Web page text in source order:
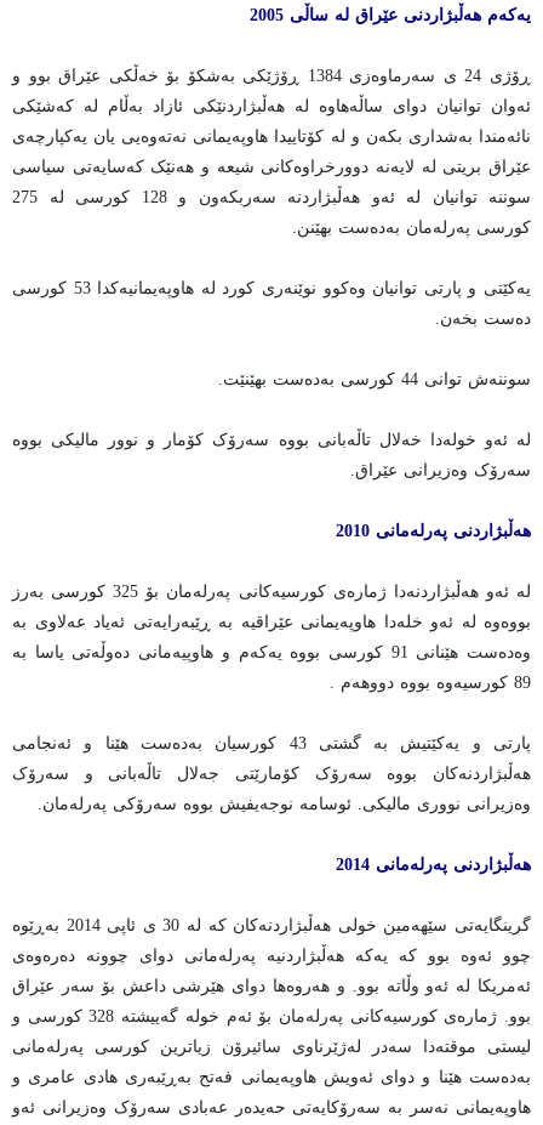
یەکەم هەڵبژاردنی عێراق لە ساڵی 2005
ڕۆژی 24 ی سەرماوەزی 1384 ڕۆژێکی بەشکۆ بۆ خەڵکی عێراق بوو و
ئەوان توانیان دوای ساڵەهاوە لە هەڵبژاردنێکی ئازاد بەڵام لە کەشێکی
نائەمندا بەشداری بکەن و لە کۆتاییدا هاوپەیمانی نەتەوەیی یان یەکپارچەی
عێراق بریتی لە لایەنە دوورخراوەکانی شیعە و هەنێک کەسایەتی سیاسی
سوننە توانیان لە ئەو هەڵبژاردنە سەربکەون و 128 کورسی لە 275
کورسی پەرلەمان بەدەست بهێنن.
یەکێتی و پارتی توانیان وەکوو نوێنەری کورد لە هاوپەیمانیەکدا 53 کورسی
دەست بخەن.
سوننەش توانی 44 کورسی بەدەست بهێنێت.
لە ئەو خولەدا خەلال تاڵەبانی بووە سەرۆک کۆمار و نوور مالیکی بووە
سەرۆک وەزیرانی عێراق.
هەڵبژاردنی پەرلەمانی 2010
لە ئەو هەڵبژاردنەدا ژمارەی کورسیەکانی پەرلەمان بۆ 325 کورسی بەرز
بووەوە لە ئەو خلەدا هاوپەیمانی عێراقیە بە ڕێبەرایەتی ئەیاد عەلاوی بە
وەدەست هێنانی 91 کورسی بووە یەکەم و هاوپیەمانی دەوڵەتی یاسا بە
89 کورسیەوە بووە دووهەم .
پارتی و یەکێتیش بە گشتی 43 کورسیان بەدەست هێنا و ئەنجامی
هەڵبژاردنەکان بووە سەرۆک کۆمارێتی جەلال تاڵەبانی و سەرۆک
وەزیرانی نووری مالیکی. ئوسامە نوجەیفیش بووە سەرۆکی پەرلەمان.
هەڵبژاردنی پەرلەمانی 2014
گرینگایەتی سێهەمین خولی هەڵبژاردنەکان کە لە 30 ی ئاپی 2014 بەڕێوە
چوو ئەوە بوو کە یەکە هەڵبژاردنیه پەرلەمانی دوای چوونە دەرەوەی
ئەمریکا لە ئەو وڵاتە بوو. و هەروەها دوای هێرشی داعش بۆ سەر عێراق
بوو. ژمارەی کورسیەکانی پەرلەمان بۆ ئەم خولە گەییشتە 328 کورسی و
لیستی موقتەدا سەدر لەژێرناوی سائیرۆن زیاترین کورسی پەرلەمانی
بەدەست هێنا و دوای ئەویش هاوپەیمانی فەتح بەڕێبەری هادی عامری و
هاوپەیمانی نەسر بە سەرۆکایەتی حەیدەر عەبادی سەرۆک وەزیرانی ئەو